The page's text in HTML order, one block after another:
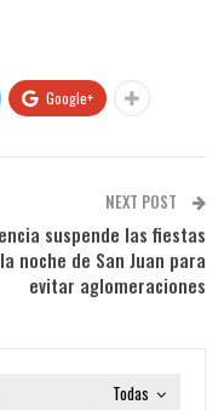
Google+
NEXT POST
suspende las fiestas
noche de San Juan para
evitar aglomeraciones
Todas